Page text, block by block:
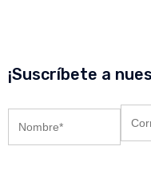
¡Suscríbete a